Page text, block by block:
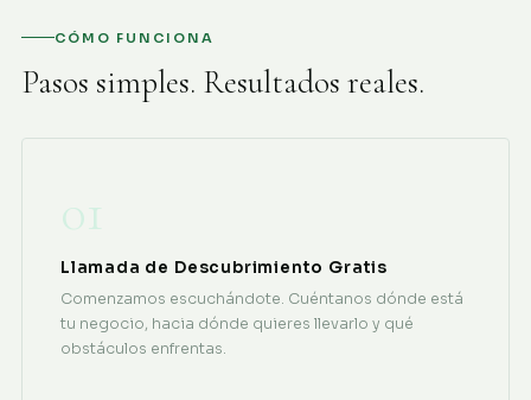
CÓMO FUNCIONA
Pasos simples. Resultados reales.
01
Llamada de Descubrimiento Gratis
Comenzamos escuchándote. Cuéntanos dónde está
tu negocio, hacia dónde quieres llevarlo y qué
obstáculos enfrentas.